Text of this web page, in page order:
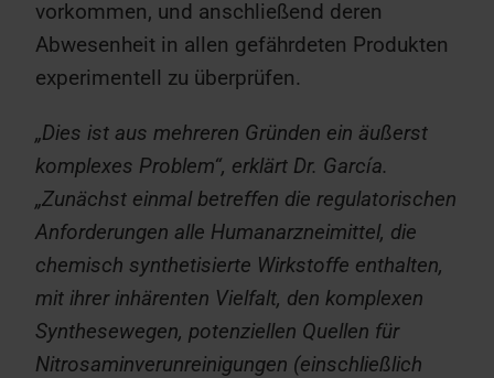
vorkommen, und anschließend deren
Abwesenheit in allen gefährdeten Produkten
experimentell zu überprüfen.
„Dies ist aus mehreren Gründen ein äußerst
komplexes Problem“, erklärt Dr. García.
„Zunächst einmal betreffen die regulatorischen
Anforderungen alle Humanarzneimittel, die
chemisch synthetisierte Wirkstoffe enthalten,
mit ihrer inhärenten Vielfalt, den komplexen
Synthesewegen, potenziellen Quellen für
Nitrosaminverunreinigungen (einschließlich